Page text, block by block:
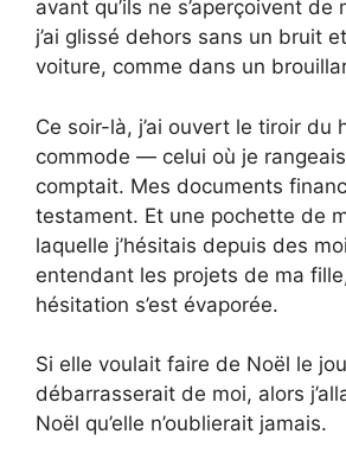
avant qu’ils ne s’aperçoivent de
j’ai glissé dehors sans un bruit
voiture, comme dans un
Ce soir-là, j’ai ouvert le tiroir du
commode — celui où je
comptait. Mes documents
testament. Et une pochette de
laquelle j’hésitais depuis des
entendant les projets de ma
hésitation s’est évaporée.
Si elle voulait faire de Noël le
débarrasserait de moi, alors
Noël qu’elle n’oublierait jamais.